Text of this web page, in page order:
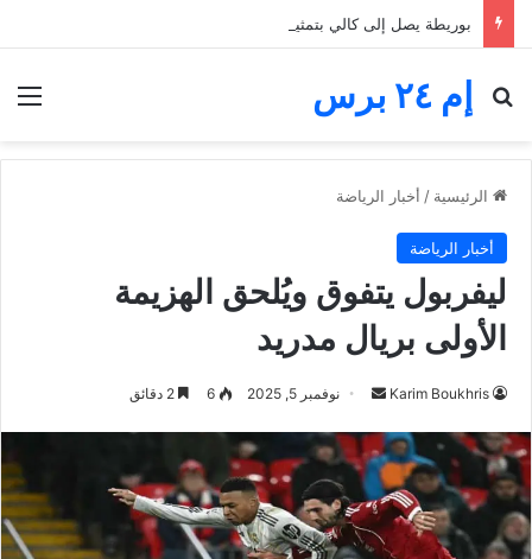
إم ٢٤ برس
بحث عن
الرئيسية / أخبار الرياضة
أخبار الرياضة
ليفربول يتفوق ويُلحق الهزيمة
الأولى بريال مدريد
Karim Boukhris
أرسل
إلكترونيا
نوفمبر 5, 2025 6